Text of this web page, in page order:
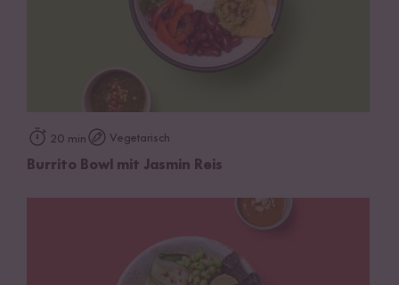
20 min Vegetarisch
Burrito Bowl mit Jasmin Reis